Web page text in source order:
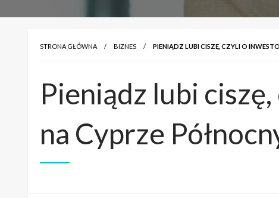
STRONA GŁÓWNA BIZNES PIENIĄDZ LUBI CISZĘ, CZYLI O
Pieniądz lubi
na Cyprze